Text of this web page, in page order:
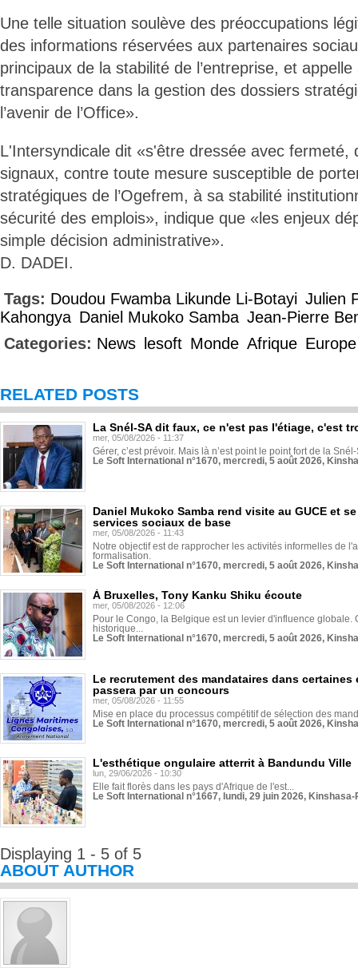
Une telle situation soulève des préoccupations
des informations réservées aux partenaires
principaux de la stabilité de l’entreprise, et
transparence dans la gestion des dossiers
l’avenir de l’Office».
L'Intersyndicale dit «s'être dressée avec fermeté,
signaux, contre toute mesure susceptible de
stratégiques de l’Ogefrem, à sa stabilité
sécurité des emplois», indique que «les enjeux
simple décision administrative».
D. DADEI.
Tags: Doudou Fwamba Likunde Li-Botayi Julien
Kahongya Daniel Mukoko Samba Jean-Pierre
Categories: News lesoft Monde Afrique Europe
RELATED POSTS
La Snél-SA dit faux, ce n'est pas l'étiage, c'est
mer, 05/08/2026 - 11:37
Gérer, c’est prévoir. Mais là n’est point le point fort de la
Le Soft International n°1670, mercredi, 5 août 2026,
Daniel Mukoko Samba rend visite au GUCE et
services sociaux de base
mer, 05/08/2026 - 11:43
Notre objectif est de rapprocher les activités informelles de
formalisation.
Le Soft International n°1670, mercredi, 5 août 2026,
À Bruxelles, Tony Kanku Shiku écoute
mer, 05/08/2026 - 12:06
Pour le Congo, la Belgique est un levier d'influence globale.
historique...
Le Soft International n°1670, mercredi, 5 août 2026,
Le recrutement des mandataires dans
passera par un concours
mer, 05/08/2026 - 11:55
Mise en place du processus compétitif de sélection des
Le Soft International n°1670, mercredi, 5 août 2026,
L'esthétique ongulaire atterrit à Bandundu Ville
lun, 29/06/2026 - 10:30
Elle fait florès dans les pays d'Afrique de l'est...
Le Soft International n°1667, lundi, 29 juin 2026,
Displaying 1 - 5 of 5
ABOUT AUTHOR